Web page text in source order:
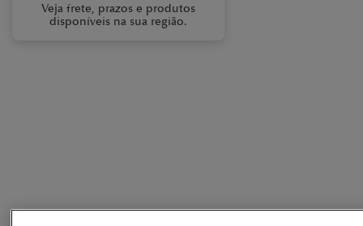
Veja frete, prazos e produtos
disponíveis na sua região.